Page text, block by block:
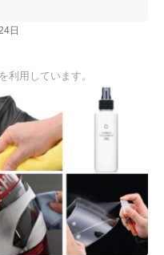
日
利用しています。